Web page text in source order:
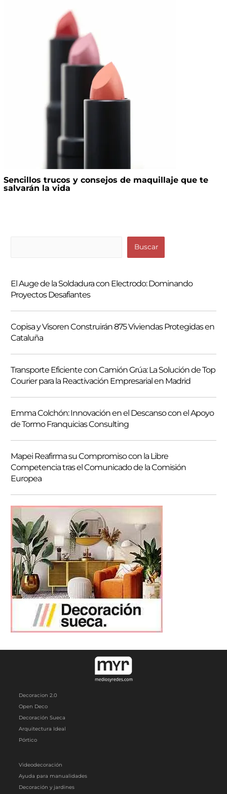
Sencillos trucos y consejos de maquillaje que te
salvarán la vida
c
a
r
Buscar
El Auge de la Soldadura con Electrodo: Dominando
Proyectos Desafiantes
Copisa y Visoren Construirán 875 Viviendas Protegidas en
Cataluña
Transporte Eficiente con Camión Grúa: La Solución de Top
Courier para la Reactivación Empresarial en Madrid
Emma Colchón: Innovación en el Descanso con el Apoyo
de Tormo Franquicias Consulting
Mapei Reafirma su Compromiso con la Libre
Competencia tras el Comunicado de la Comisión
Europea
Decoracion 2.0
Open Deco
Decoración Sueca
Arquitectura Ideal
Pórtico
Videodecoración
Ayuda para manualidades
Decoración y jardines